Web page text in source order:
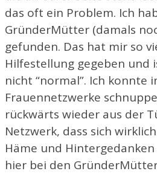
das oft ein Problem. Ich
GründerMütter (damals
gefunden. Das hat mir so
Hilfestellung gegeben und
nicht “normal”. Ich konnte
Frauennetzwerke
rückwärts wieder aus der
Netzwerk, dass sich
Häme und
hier bei den